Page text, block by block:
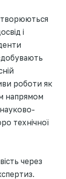
і
роботи як
напрямом
технічної
через